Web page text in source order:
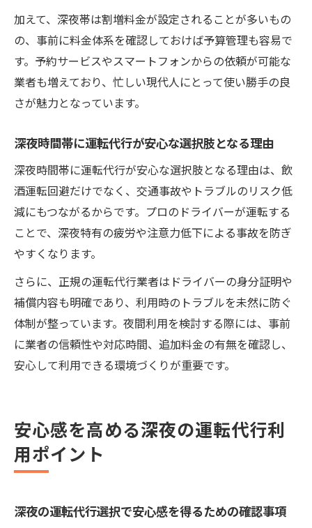
加えて、深夜帯は割増料金が設定されることが多いもの
の、事前に料金体系を確認しておけば予算管理も容易で
す。予約サービスやスマートフォンからの依頼が可能な
業者も増えており、忙しい現代人にとって使い勝手の良
さが魅力となっています。
深夜時間帯に運転代行が安心な選択肢となる理由
深夜時間帯に運転代行が安心な選択肢となる理由は、飲
酒運転回避だけでなく、交通事故やトラブルのリスク低
減にもつながるからです。プロのドライバーが運転する
ことで、深夜特有の疲労や注意力低下による事故を防ぎ
やすくなります。
さらに、正規の運転代行業者はドライバーの身分証明や
補償内容も明確であり、利用時のトラブルを未然に防ぐ
体制が整っています。夜間利用を検討する際には、事前
に業者の信頼性や対応時間、追加料金の有無を確認し、
安心して利用できる環境づくりが重要です。
安心感を高める深夜の運転代行利
用ポイント
深夜の運転代行選択で安心感を得るための確認事項